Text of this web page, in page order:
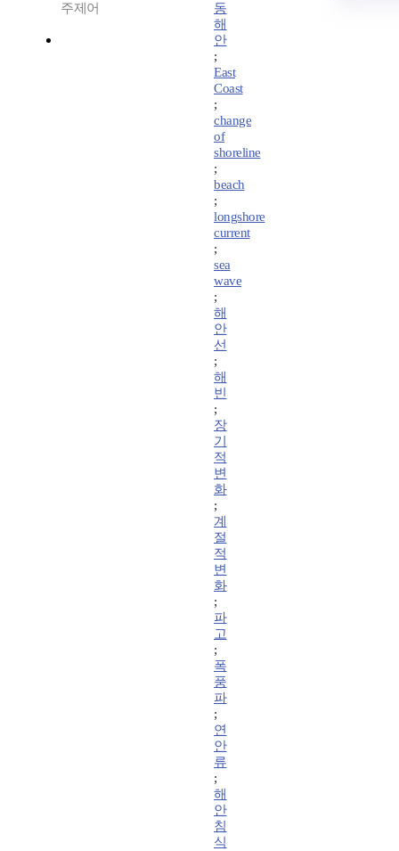
주제어
동
해
안
;
East
Coast
;
change
of
shoreline
;
beach
;
longshore
current
;
sea
wave
;
해
안
선
;
해
빈
;
장
기
적
변
화
;
계
절
적
변
화
;
파
고
;
폭
풍
파
;
연
안
류
;
해
안
침
식